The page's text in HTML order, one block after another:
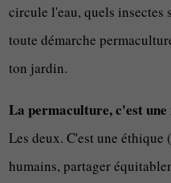
circule l'eau, quels insectes
toute démarche
ton jardin.
La permaculture, c'est une
Les deux. C'est une éthique
humains, partager